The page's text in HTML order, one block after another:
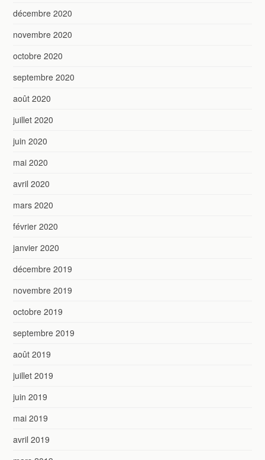
décembre 2020
novembre 2020
octobre 2020
septembre 2020
août 2020
juillet 2020
juin 2020
mai 2020
avril 2020
mars 2020
février 2020
janvier 2020
décembre 2019
novembre 2019
octobre 2019
septembre 2019
août 2019
juillet 2019
juin 2019
mai 2019
avril 2019